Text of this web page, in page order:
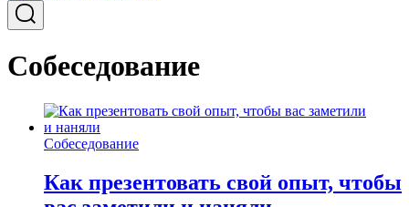
Собеседование
Собеседование
Как презентовать свой опыт, чтобы